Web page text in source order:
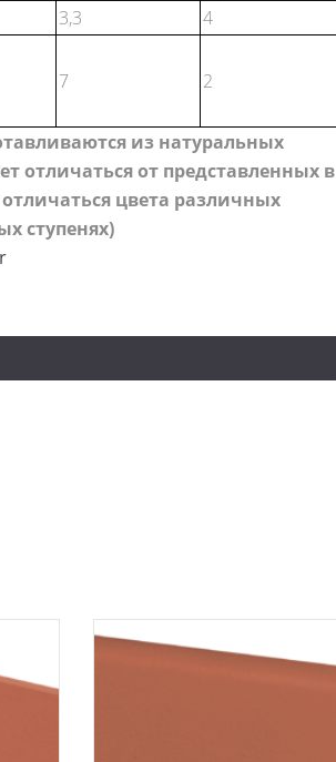
3,3
4
7 2
из натуральных
отличаться от представленных в
цвета различных
ступенях)